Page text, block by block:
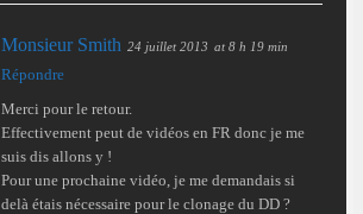
Monsieur Smith 24 juillet 2013 at 8 h 19 min
Répondre
Merci pour le retour.
Effectivement peut de vidéos en FR donc je me
suis dis allons y !
Pour une prochaine vidéo, je me demandais si
delà étais nécessaire pour le clonage du DD ?